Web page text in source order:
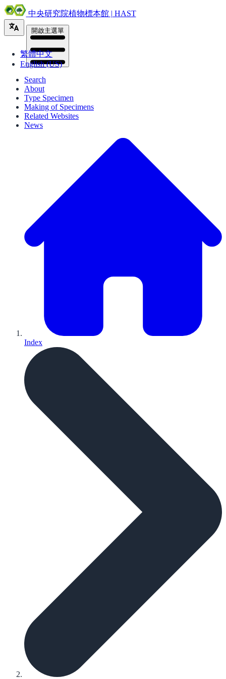
中央研究院植物標本館 | HAST
繁體中文
English (US)
開啟主選單
Search
About
Type Specimen
Making of Specimens
Related Websites
News
Index